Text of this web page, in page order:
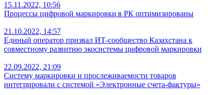
15.11.2022, 10:56
Процессы цифровой маркировки в РК оптимизированы
21.10.2022, 14:57
Единый оператор призвал ИТ-сообщество Казахстана к
совместному развитию экосистемы цифровой маркировки
22.09.2022, 21:09
Систему маркировки и прослеживаемости товаров
интегрировали с системой «Электронные счета-фактуры»